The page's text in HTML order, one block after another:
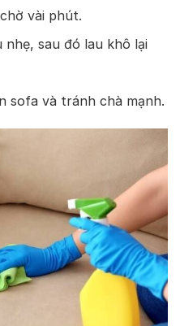
vài phút.
sau đó lau khô lại
sofa và tránh chà mạnh.